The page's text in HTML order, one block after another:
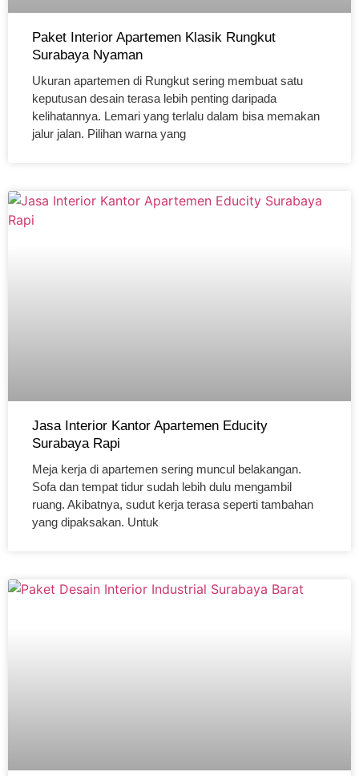
Paket Interior Apartemen Klasik Rungkut
Surabaya Nyaman
Ukuran apartemen di Rungkut sering membuat satu
keputusan desain terasa lebih penting daripada
kelihatannya. Lemari yang terlalu dalam bisa memakan
jalur jalan. Pilihan warna yang
Jasa Interior Kantor Apartemen Educity
Surabaya Rapi
Meja kerja di apartemen sering muncul belakangan.
Sofa dan tempat tidur sudah lebih dulu mengambil
ruang. Akibatnya, sudut kerja terasa seperti tambahan
yang dipaksakan. Untuk